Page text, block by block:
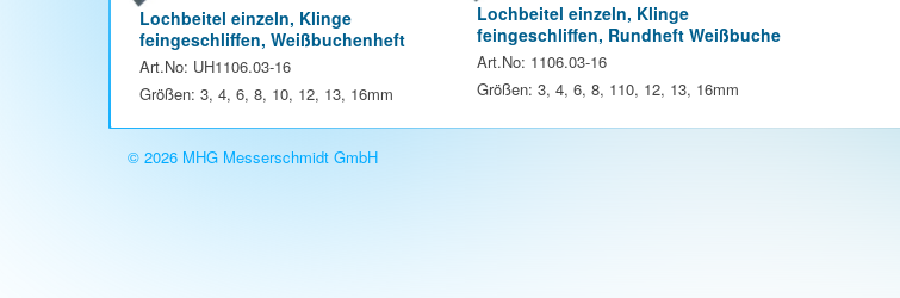
Lochbeitel einzeln, Klinge
feingeschliffen, Weißbuchenheft
Art.No: UH1106.03-16
Größen: 3, 4, 6, 8, 10, 12, 13, 16mm
Lochbeitel einzeln, Klinge
feingeschliffen, Rundheft Weißbuche
Art.No: 1106.03-16
Größen: 3, 4, 6, 8, 110, 12, 13, 16mm
© 2026 MHG Messerschmidt GmbH